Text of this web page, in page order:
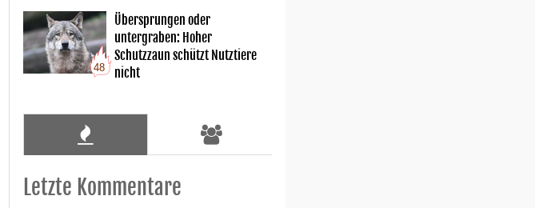
48
Übersprungen oder
untergraben: Hoher
Schutzzaun schützt Nutztiere
nicht
Letzte Kommentare